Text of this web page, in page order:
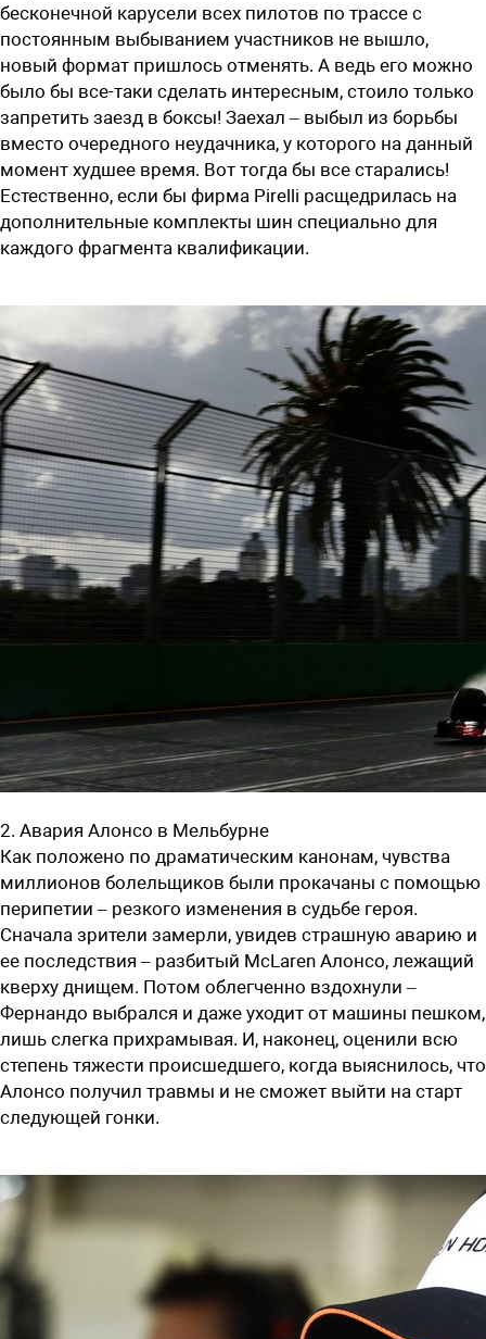
бесконечной карусели всех пилотов по трассе с
постоянным выбыванием участников не вышло,
новый формат пришлось отменять. А ведь его можно
было бы все-таки сделать интересным, стоило только
запретить заезд в боксы! Заехал – выбыл из борьбы
вместо очередного неудачника, у которого на данный
момент худшее время. Вот тогда бы все старались!
Естественно, если бы фирма Pirelli расщедрилась на
дополнительные комплекты шин специально для
каждого фрагмента квалификации.
2. Авария Алонсо в Мельбурне
Как положено по драматическим канонам, чувства
миллионов болельщиков были прокачаны с помощью
перипетии – резкого изменения в судьбе героя.
Сначала зрители замерли, увидев страшную аварию и
ее последствия – разбитый McLaren Алонсо, лежащий
кверху днищем. Потом облегченно вздохнули –
Фернандо выбрался и даже уходит от машины пешком,
лишь слегка прихрамывая. И, наконец, оценили всю
степень тяжести происшедшего, когда выяснилось, что
Алонсо получил травмы и не сможет выйти на старт
следующей гонки.